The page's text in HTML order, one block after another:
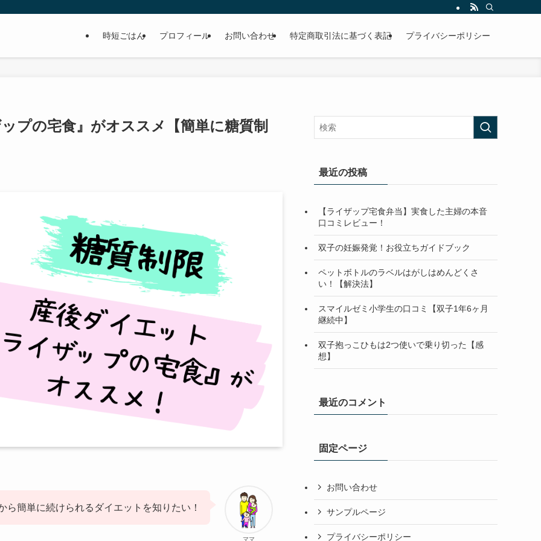
時短ごはん プロフィール お問い合わせ 特定商取引法に基づく表記 プライバシーポリシー
プの宅食』がオススメ【簡単に糖質制
ママ
ら簡単に続けられるダイエットを知りたい！
最近の投稿
【ライザップ宅食弁当】実食した主婦の本音
口コミレビュー！
双子の妊娠発覚！お役立ちガイドブック
ペットボトルのラベルはがしはめんどくさ
い！【解決法】
スマイルゼミ小学生の口コミ【双子1年6ヶ月
継続中】
双子抱っこひもは2つ使いで乗り切った【感
想】
最近のコメント
固定ページ
お問い合わせ
サンプルページ
プライバシーポリシー